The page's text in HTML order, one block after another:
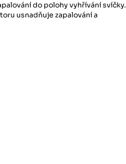
do polohy vyhřívání svíčky.
usnadňuje zapalování a